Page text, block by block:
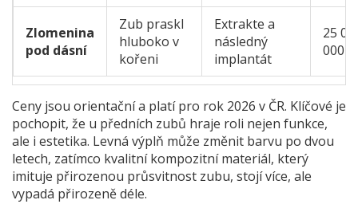
Zlomenina
pod dásní
Zub praskl
hluboko v
kořeni
Extrakte a
následný
implantát
25
000
Ceny jsou orientační a platí pro rok 2026 v ČR. Klíčové je
pochopit, že u předních zubů hraje roli nejen funkce,
ale i estetika. Levná výplň může změnit barvu po dvou
letech, zatímco kvalitní kompozitní materiál, který
imituje přirozenou průsvitnost zubu, stojí více, ale
vypadá přirozeně déle.